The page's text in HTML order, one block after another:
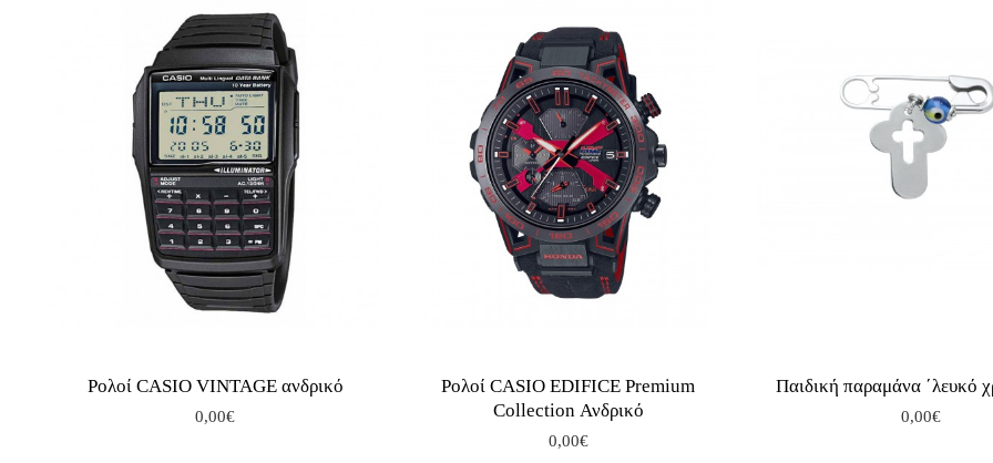
Ρολοί CASIO VINTAGE ανδρικό
0,00€
Ρολοί CASIO EDIFICE Premium
Collection Ανδρικό
0,00€
Παιδική παραμάνα ΄λευκό
0,00€